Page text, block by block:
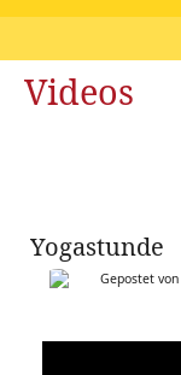
Videos
Yogastunde
Gepostet von